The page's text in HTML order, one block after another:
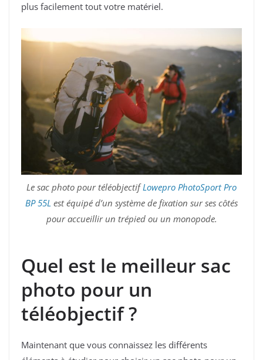
plus facilement tout votre matériel.
Le sac photo pour téléobjectifLowepro PhotoSport Pro
BP 55L est équipé d’un système de fixation sur ses côtés
pour accueillir un trépied ou un monopode.
Quel est le meilleur sac
photo pour un
téléobjectif ?
Maintenant que vous connaissez les différents